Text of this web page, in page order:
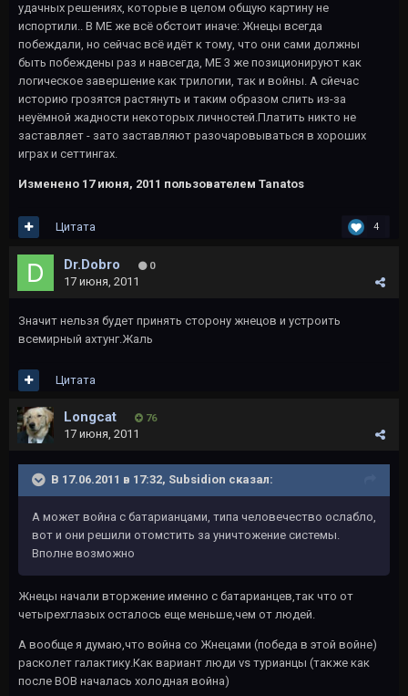
удачных решениях, которые в целом общую картину не
испортили.. В ME же всё обстоит иначе: Жнецы всегда
побеждали, но сейчас всё идёт к тому, что они сами должны
быть побеждены раз и навсегда, ME 3 же позиционируют как
логическое завершение как трилогии, так и войны. А сйечас
историю грозятся растянуть и таким образом слить из-за
неуёмной жадности некоторых личностей.Платить никто не
заставляет - зато заставляют разочаровываться в хороших
играх и сеттингах.
Изменено 17 июня, 2011 пользователем Tanatos
4
Цитата
Dr.Dobro 0
17 июня, 2011
Значит нельзя будет принять сторону жнецов и устроить
всемирный ахтунг.Жаль
Цитата
Longcat 76
17 июня, 2011
В 17.06.2011 в 17:32, Subsidion сказал:
А может война с батарианцами, типа человечество ослабло,
вот и они решили отомстить за уничтожение системы.
Вполне возможно
Жнецы начали вторжение именно с батарианцев,так что от
четырехглазых осталось еще меньше,чем от людей.
А вообще я думаю,что война со Жнецами (победа в этой войне)
расколет галактику.Как вариант люди vs турианцы (также как
после ВОВ началась холодная война)